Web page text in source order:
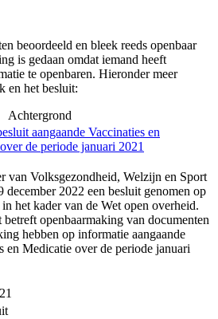
beoordeeld en bleek reeds openbaar
is gedaan omdat iemand heeft
te openbaren. Hieronder meer
en het besluit:
Achtergrond
aangaande Vaccinaties en
de periode januari 2021
van Volksgezondheid, Welzijn en Sport
december 2022 een besluit genomen op
het kader van de Wet open overheid.
betreft openbaarmaking van documenten
hebben op informatie aangaande
en Medicatie over de periode januari